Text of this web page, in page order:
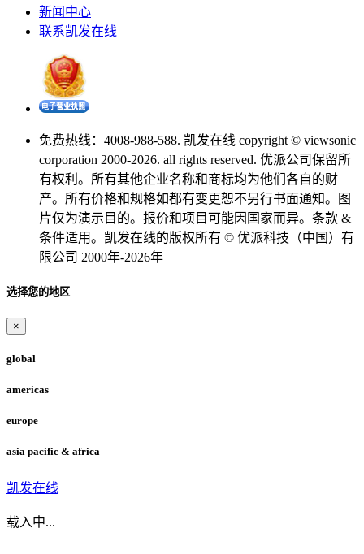
新闻中心
联系凯发在线
免费热线：4008-988-588. 凯发在线 copyright © viewsonic
corporation 2000-2026. all rights reserved. 优派公司保留所
有权利。所有其他企业名称和商标均为他们各自的财
产。所有价格和规格如都有变更恕不另行书面通知。图
片仅为演示目的。报价和项目可能因国家而异。条款 &
条件适用。凯发在线的版权所有 © 优派科技（中国）有
限公司 2000年-2026年
选择您的地区
×
global
americas
europe
asia pacific & africa
凯发在线
载入中...